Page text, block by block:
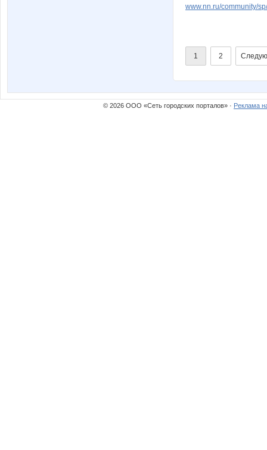
www.nn.ru/community/
1 2
© 2026 ООО «Сеть городских порталов» · Реклама